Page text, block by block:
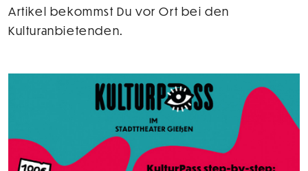
Artikel bekommst Du vor Ort bei den
Kulturanbietenden.